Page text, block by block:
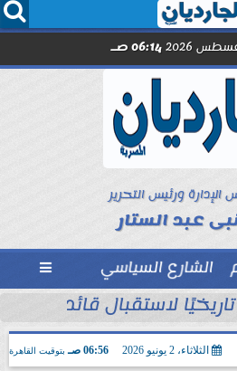
 
06:14 صـ
ورئيس التحرير
عبد الستار
الشارع السياسي 
لاستقبال قائد
الثلاثاء، 2 يونيو 2026 06:56 صـ بتوقيت القاهرة